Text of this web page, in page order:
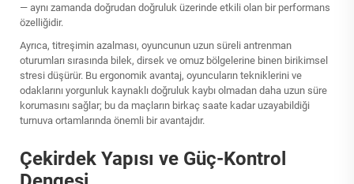
— aynı zamanda doğrudan doğruluk üzerinde etkili olan bir performans
özelliğidir.
Ayrıca, titreşimin azalması, oyuncunun uzun süreli antrenman
oturumları sırasında bilek, dirsek ve omuz bölgelerine binen birikimsel
stresi düşürür. Bu ergonomik avantaj, oyuncuların tekniklerini ve
odaklarını yorgunluk kaynaklı doğruluk kaybı olmadan daha uzun süre
korumasını sağlar; bu da maçların birkaç saate kadar uzayabildiği
turnuva ortamlarında önemli bir avantajdır.
Çekirdek Yapısı ve Güç-Kontrol